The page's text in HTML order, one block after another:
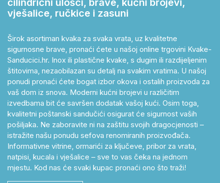
cilindrični ulošci, brave, kućni brojevi,
vješalice, ručkice i zasuni
Širok asortiman kvaka za svaka vrata, uz kvalitetne
sigurnosne brave, pronaći ćete u našoj online trgovini Kvake-
Sanducici.hr. Inox ili plastične kvake, s dugim ili razdijeljenim
štitovima, nezaobilazan su detalj na svakim vratima. U našoj
ponudi pronaći ćete bogat izbor okova i ostalih proizvoda za
vaš dom iz snova. Moderni kućni brojevi u različitim
izvedbama bit će savršen dodatak vašoj kući. Osim toga,
kvalitetni poštanski sandučići osigurat će sigurnost vaših
pošiljaka. Ne zaboravite ni na zaštitu svojih dragocjenosti –
istražite našu ponudu sefova renomiranih proizvođača.
Informativne vitrine, ormarići za ključeve, pribor za vrata,
natpisi, kucala i vješalice – sve to vas čeka na jednom
mjestu. Kod nas će svaki kupac pronaći ono što traži!